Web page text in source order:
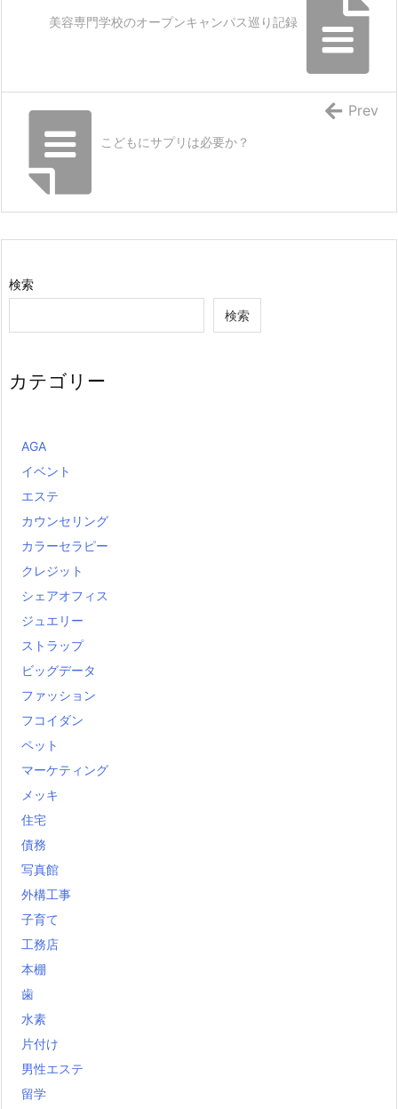
美容専門学校のオープンキャンパス巡り記録
こどもにサプリは必要か？
Prev
検索
検索
カテゴリー
AGA
イベント
エステ
カウンセリング
カラーセラピー
クレジット
シェアオフィス
ジュエリー
ストラップ
ビッグデータ
ファッション
フコイダン
ペット
マーケティング
メッキ
住宅
債務
写真館
外構工事
子育て
工務店
本棚
歯
水素
片付け
男性エステ
留学